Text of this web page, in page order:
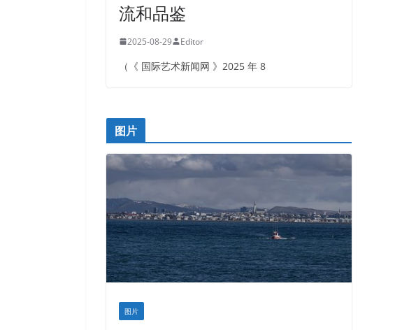
流和品鉴
2025-08-29 Editor
（《 国际艺术新闻网 》2025 年 8
图片
图片